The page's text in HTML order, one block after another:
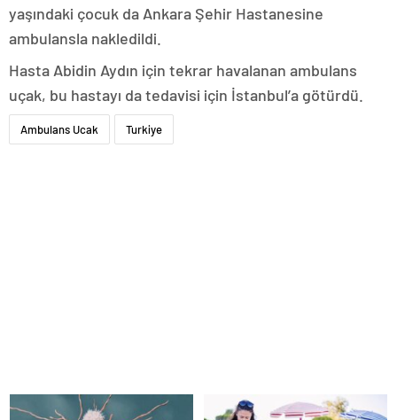
yaşındaki çocuk da Ankara Şehir Hastanesine
ambulansla nakledildi.
Hasta Abidin Aydın için tekrar havalanan ambulans
uçak, bu hastayı da tedavisi için İstanbul’a götürdü.
Ambulans Ucak Turkiye